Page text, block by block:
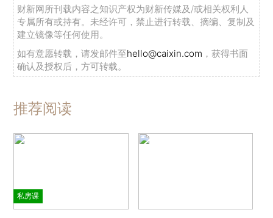
财新网所刊载内容之知识产权为财新传媒及/或相关权利人
专属所有或持有。未经许可，禁止进行转载、摘编、复制及
建立镜像等任何使用。
如有意愿转载，请发邮件至hello@caixin.com ，获得书面
确认及授权后，方可转载。
推荐阅读
私房课